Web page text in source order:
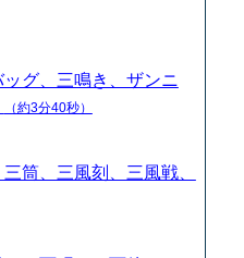
グ、三鳴き、ザンニ
（約3分40秒）
筒、三風刻、三風戦、